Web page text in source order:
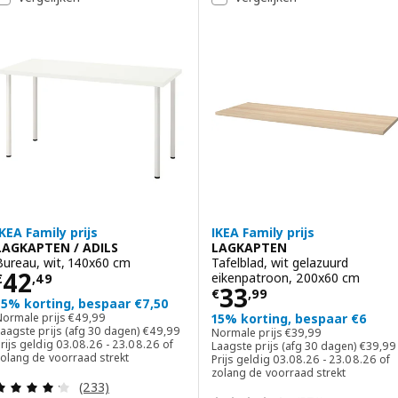
Family prijs
/ ADILS
wit, 140x60 cm
42,49€ 42,49
korting, bespaar €7,50
prijs€49,99
Normale prijs € 49,99
prijs (afg 30 dagen)€49,99
Laagste prijs (afg 30 dagen) € 49,99
geldig 03.08.26 - 23.08.26 of
de voorraad strekt
Beoordeling: 4.2 van 5 sterren. Totaal
(233)
IKEA Family prijs
LAGKAPTEN
Tafelblad, wit gelazuurd
eikenpatroon, 200x60 cm
€33,99
Prijs € 33,99
15% korting, bespaar €6
Normale prijs€39,99
Normale prijs € 39,99
Laagste prijs (afg 30 dagen)€39,99
Prijs geldig 03.08.26 - 23.08.26 of
zolang de voorraad strekt